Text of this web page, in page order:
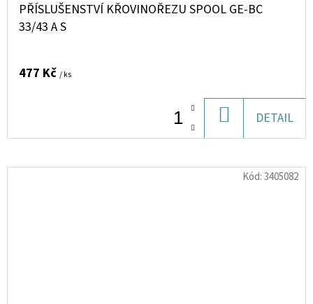
PŘÍSLUŠENSTVÍ KŘOVINOŘEZU SPOOL GE-BC
33/43 A S
477 Kč / ks
KOŠÍKU
DETAIL
Kód:3405082